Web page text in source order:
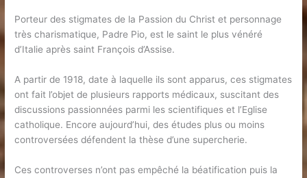
Porteur des stigmates de la Passion du Christ et personnage
très charismatique, Padre Pio, est le saint le plus vénéré
d’Italie après saint François d’Assise.
A partir de 1918, date à laquelle ils sont apparus, ces stigmates
ont fait l’objet de plusieurs rapports médicaux, suscitant des
discussions passionnées parmi les scientifiques et l’Eglise
catholique. Encore aujourd’hui, des études plus ou moins
controversées défendent la thèse d’une supercherie.
Ces controverses n’ont pas empêché la béatification puis la